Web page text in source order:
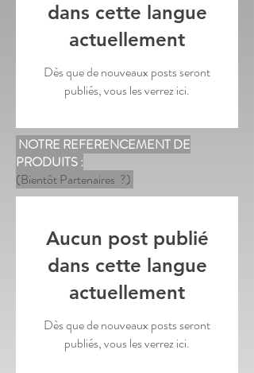
dans cette langue
actuellement
Dès que de nouveaux posts seront
publiés, vous les verrez ici.
NOTRE REFERENCEMENT DE
PRODUITS :
(Bientôt Partenaires ?)
Aucun post publié
dans cette langue
actuellement
Dès que de nouveaux posts seront
publiés, vous les verrez ici.